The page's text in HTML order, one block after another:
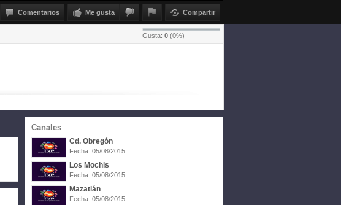
Comentarios Me gusta Compartir
Gusta: 0 (0%)
Canales
Cd. Obregón
Fecha: 05/08/2015
Los Mochis
Fecha: 05/08/2015
Mazatlán
Fecha: 05/08/2015